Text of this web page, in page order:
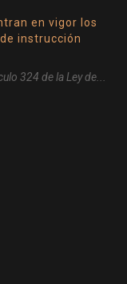
en vigor los
instrucción
324 de la Ley de...